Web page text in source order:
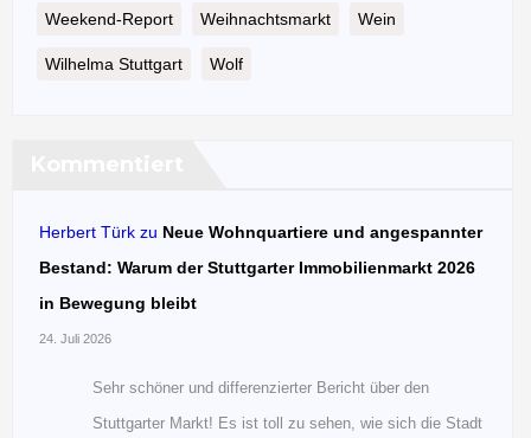
Weekend-Report Weihnachtsmarkt Wein
Wilhelma Stuttgart Wolf
Herbert Türk zu Neue Wohnquartiere und angespannter
Bestand: Warum der Stuttgarter Immobilienmarkt 2026
in Bewegung bleibt
24. Juli 2026
Sehr schöner und differenzierter Bericht über den
Stuttgarter Markt! Es ist toll zu sehen, wie sich die Stadt